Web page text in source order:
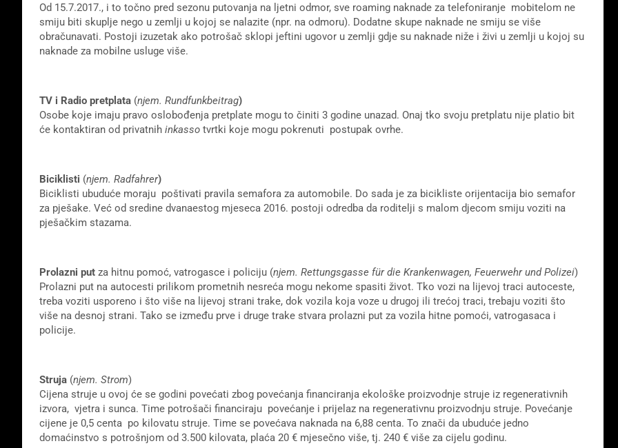
Od 15.7.2017., i to točno pred sezonu putovanja na ljetni odmor, sve roaming naknade za telefoniranje mobitelom ne
smiju biti skuplje nego u zemlji u kojoj se nalazite (npr. na odmoru). Dodatne skupe naknade ne smiju se više
obračunavati. Postoji izuzetak ako potrošač sklopi jeftini ugovor u zemlji gdje su naknade niže i živi u zemlji u kojoj su
naknade za mobilne usluge više.
TV i Radio pretplata (njem. Rundfunkbeitrag)
Osobe koje imaju pravo oslobođenja pretplate mogu to činiti 3 godine unazad. Onaj tko svoju pretplatu nije platio bit
će kontaktiran od privatnih inkasso tvrtki koje mogu pokrenuti postupak ovrhe.
Biciklisti (njem. Radfahrer)
Biciklisti ubuduće moraju poštivati pravila semafora za automobile. Do sada je za bicikliste orijentacija bio semafor
za pješake. Već od sredine dvanaestog mjeseca 2016. postoji odredba da roditelji s malom djecom smiju voziti na
pješačkim stazama.
Prolazni put za hitnu pomoć, vatrogasce i policiju (njem. Rettungsgasse für die Krankenwagen, Feuerwehr und Polizei)
Prolazni put na autocesti prilikom prometnih nesreća mogu nekome spasiti život. Tko vozi na lijevoj traci autoceste,
treba voziti usporeno i što više na lijevoj strani trake, dok vozila koja voze u drugoj ili trećoj traci, trebaju voziti što
više na desnoj strani. Tako se između prve i druge trake stvara prolazni put za vozila hitne pomoći, vatrogasaca i
policije.
Struja (njem. Strom)
Cijena struje u ovoj će se godini povećati zbog povećanja financiranja ekološke proizvodnje struje iz regenerativnih
izvora, vjetra i sunca. Time potrošači financiraju povećanje i prijelaz na regenerativnu proizvodnju struje. Povećanje
cijene je 0,5 centa po kilovatu struje. Time se povećava naknada na 6,88 centa. To znači da ubuduće jedno
domaćinstvo s potrošnjom od 3.500 kilovata, plaća 20 € mjesečno više, tj. 240 € više za cijelu godinu.